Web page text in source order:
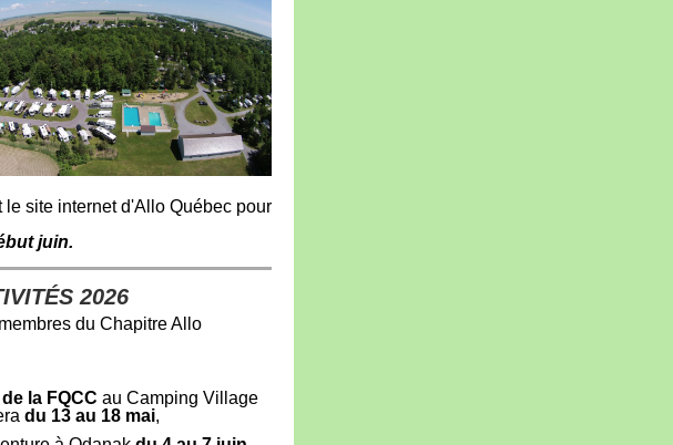
site internet d'Allo Québec pour
juin.
2026
du Chapitre Allo
la FQCC au Camping Village
du 13 au 18 mai,